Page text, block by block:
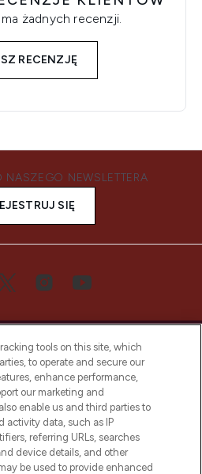
żadnych recenzji.
RECENZJĘ
NASZEGO NEWSLETTERA
SIĘ
która dowie się o
od niszowych i
sezonowych trendach i
artykuły redakcyjne
Supplement.
tools on this site, which
to operate and secure our
enhance performance,
our marketing and
enable us and third parties to
activity data, such as IP
referring URLs, searches
device details, and other
be used to provide enhanced